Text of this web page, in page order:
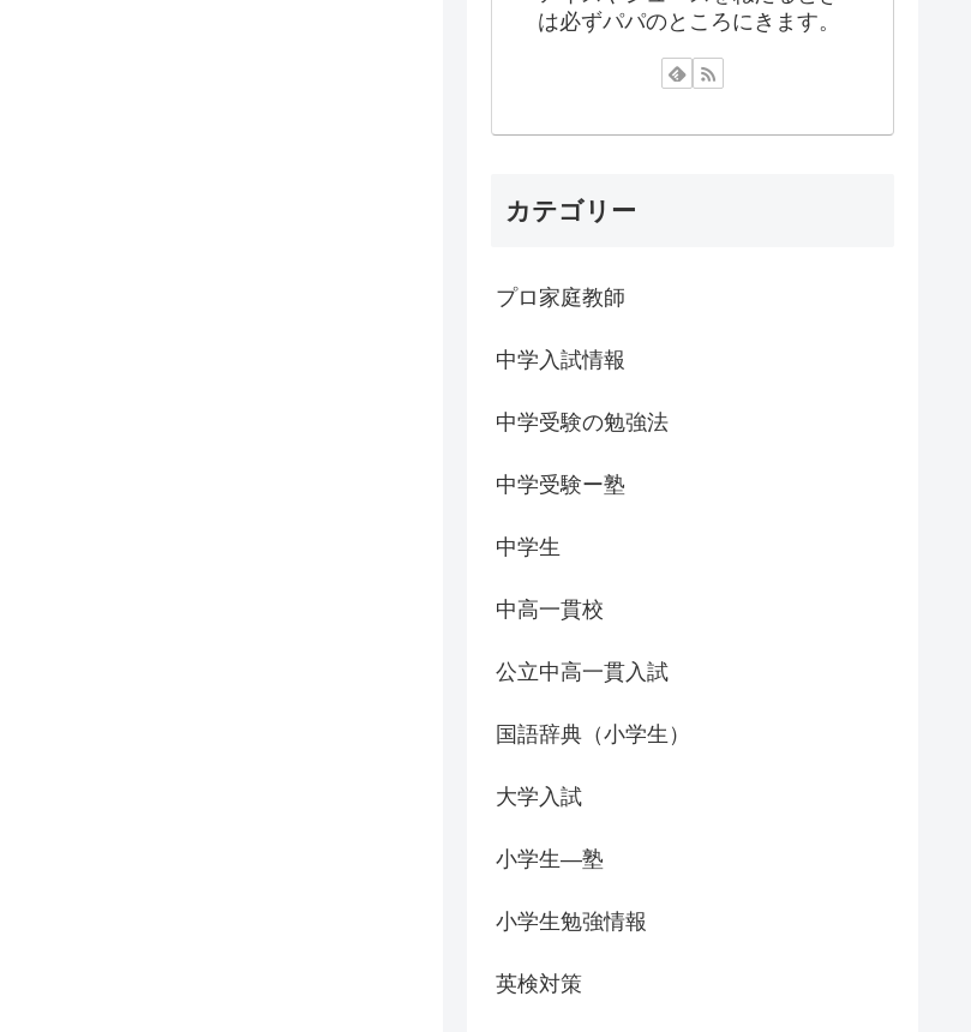
は必ずパパのところにきます。
カテゴリー
プロ家庭教師
中学入試情報
中学受験の勉強法
中学受験ー塾
中学生
中高一貫校
公立中高一貫入試
国語辞典（小学生）
大学入試
小学生―塾
小学生勉強情報
英検対策